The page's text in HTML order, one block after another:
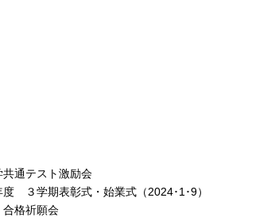
共通テスト激励会
度 ３学期表彰式・始業式（2024･1･9）
格祈願会